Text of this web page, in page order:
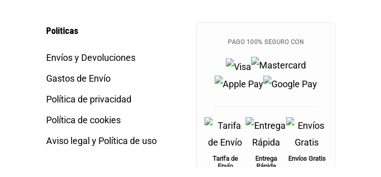
Políticas
Envíos y Devoluciones
Gastos de Envío
Política de privacidad
Política de cookies
Aviso legal y Política de uso
PAGO 100% SEGURO CON
Tarifa de
Envío
Entrega
Rápida
Envíos Gratis